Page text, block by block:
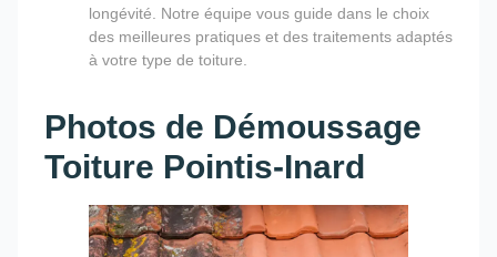
longévité. Notre équipe vous guide dans le choix
des meilleures pratiques et des traitements adaptés
à votre type de toiture.
Photos de Démoussage
Toiture Pointis-Inard